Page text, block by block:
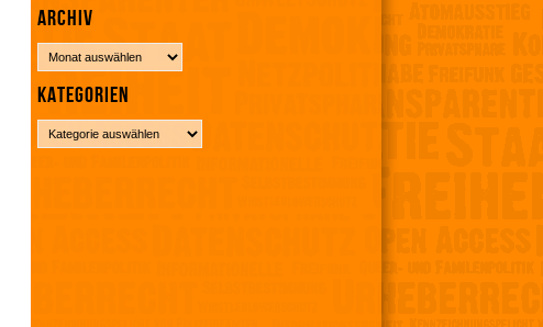
Archiv
r
c
Kategorien
a